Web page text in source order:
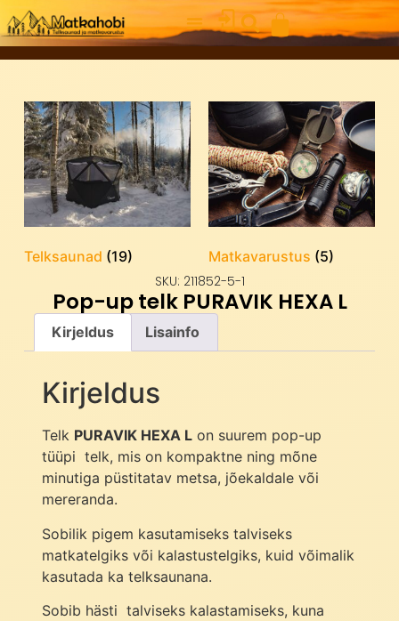
Telksaunad (19) Matkavarustus (5)
SKU: 211852-5-1
Pop-up telk PURAVIK HEXA L
Kirjeldus Lisainfo
Kirjeldus
Telk PURAVIK HEXA Lon suurem pop-up
tüüpi telk, mis on kompaktne ning mõne
minutiga püstitatav metsa, jõekaldale või
mereranda.
Sobilik pigem kasutamiseks talviseks
matkatelgiks või kalastustelgiks, kuid võimalik
kasutada ka telksaunana.
Sobib hästi talviseks kalastamiseks, kuna